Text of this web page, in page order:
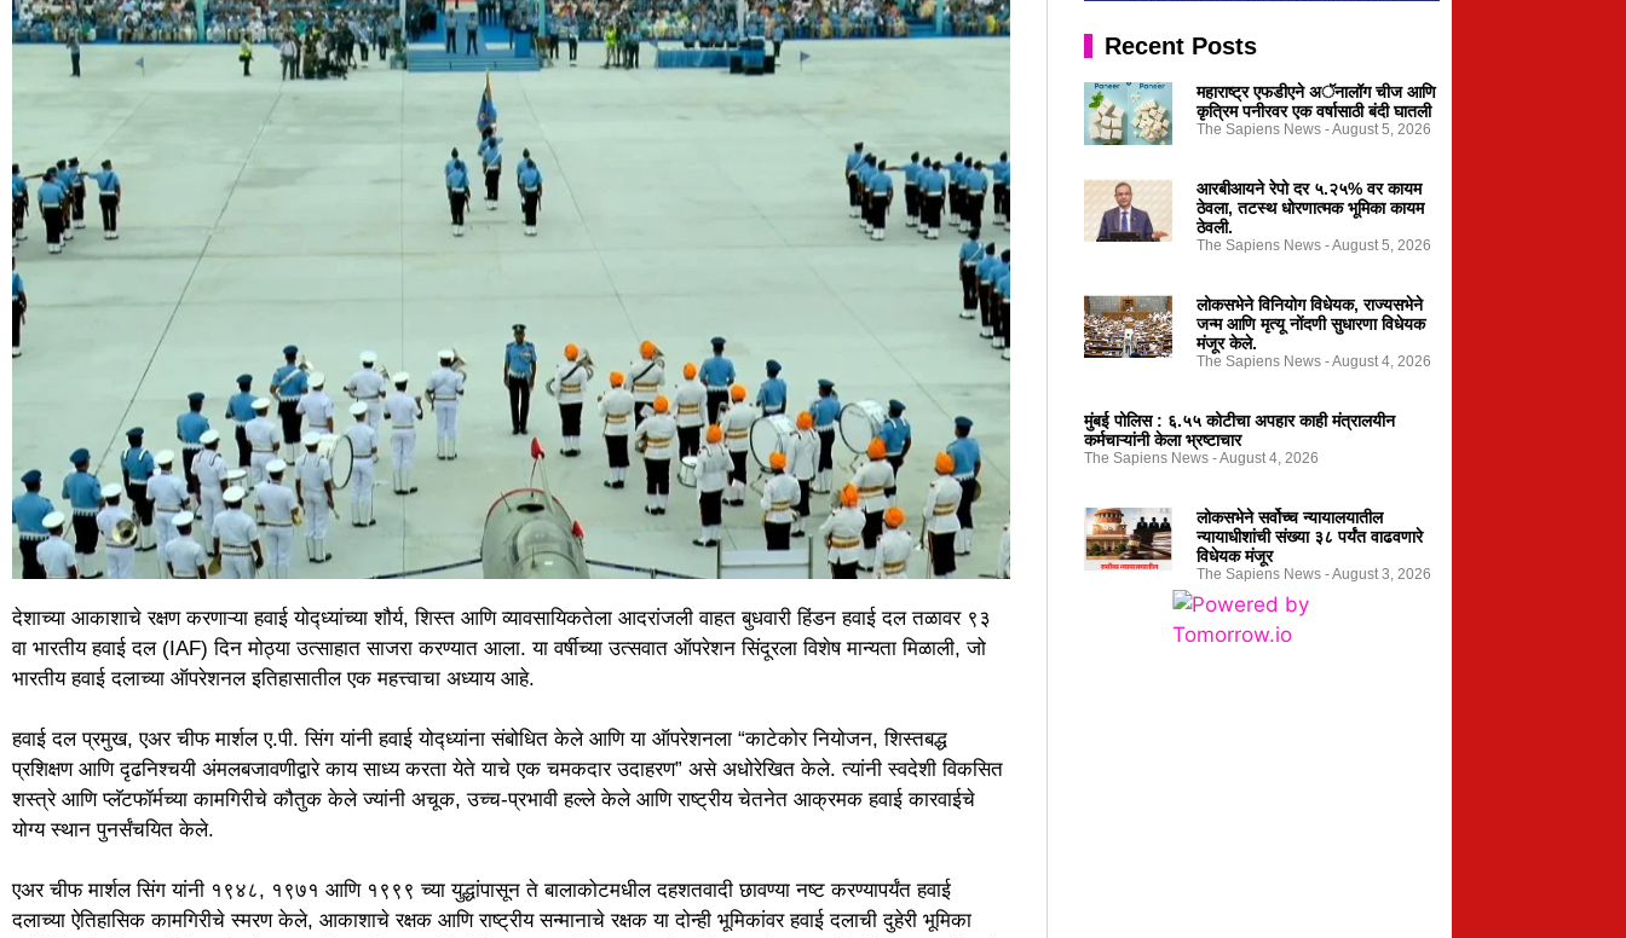
देशाच्या आकाशाचे रक्षण करणाऱ्या हवाई योद्ध्यांच्या शौर्य, शिस्त आणि व्यावसायिकतेला आदरांजली वाहत बुधवारी हिंडन हवाई दल तळावर ९३
वा भारतीय हवाई दल (IAF) दिन मोठ्या उत्साहात साजरा करण्यात आला. या वर्षीच्या उत्सवात ऑपरेशन सिंदूरला विशेष मान्यता मिळाली, जो
भारतीय हवाई दलाच्या ऑपरेशनल इतिहासातील एक महत्त्वाचा अध्याय आहे.
हवाई दल प्रमुख, एअर चीफ मार्शल ए.पी. सिंग यांनी हवाई योद्ध्यांना संबोधित केले आणि या ऑपरेशनला “काटेकोर नियोजन, शिस्तबद्ध
प्रशिक्षण आणि दृढनिश्चयी अंमलबजावणीद्वारे काय साध्य करता येते याचे एक चमकदार उदाहरण” असे अधोरेखित केले. त्यांनी स्वदेशी विकसित
शस्त्रे आणि प्लॅटफॉर्मच्या कामगिरीचे कौतुक केले ज्यांनी अचूक, उच्च-प्रभावी हल्ले केले आणि राष्ट्रीय चेतनेत आक्रमक हवाई कारवाईचे
योग्य स्थान पुनर्संचयित केले.
एअर चीफ मार्शल सिंग यांनी १९४८, १९७१ आणि १९९९ च्या युद्धांपासून ते बालाकोटमधील दहशतवादी छावण्या नष्ट करण्यापर्यंत हवाई
दलाच्या ऐतिहासिक कामगिरीचे स्मरण केले, आकाशाचे रक्षक आणि राष्ट्रीय सन्मानाचे रक्षक या दोन्ही भूमिकांवर हवाई दलाची दुहेरी भूमिका
Recent Posts
महाराष्ट्र एफडीएने अॅनालॉग चीज आणि
कृत्रिम पनीरवर एक वर्षासाठी बंदी घातली
The Sapiens News August 5, 2026
आरबीआयने रेपो दर ५.२५% वर कायम
ठेवला, तटस्थ धोरणात्मक भूमिका कायम
ठेवली.
The Sapiens News August 5, 2026
लोकसभेने विनियोग विधेयक, राज्यसभेने
जन्म आणि मृत्यू नोंदणी सुधारणा विधेयक
मंजूर केले.
The Sapiens News August 4, 2026
मुंबई पोलिस : ६.५५ कोटीचा अपहार काही मंत्रालयीन
कर्मचाऱ्यांनी केला भ्रष्टाचार
The Sapiens News August 4, 2026
लोकसभेने सर्वोच्च न्यायालयातील
न्यायाधीशांची संख्या ३८ पर्यंत वाढवणारे
विधेयक मंजूर
The Sapiens News August 3, 2026